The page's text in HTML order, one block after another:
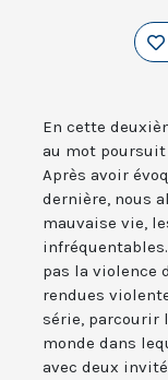
En cette
au mot poursuit
Après avoir
dernière, nous
mauvaise vie,
pas la violence
rendues
série, parcourir
monde dans
avec deux